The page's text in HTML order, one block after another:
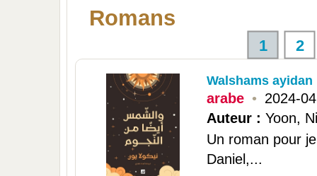
Romans
1 2
Walshams
arabe • 2024-04
Auteur : Yoon,
Un roman pour
Daniel,...